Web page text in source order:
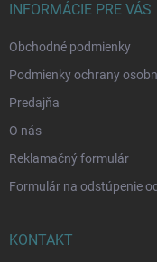
INFORMÁCIE PRE VÁS
Obchodné podmienky
Podmienky ochrany
Predajňa
O nás
Reklamačný formulár
Formulár na odstúpenie
KONTAKT